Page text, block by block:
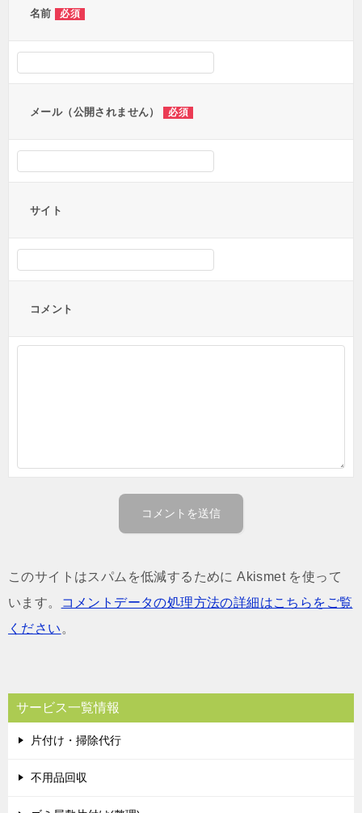
名前 必須
メール（公開されません） 必須
サイト
コメント
このサイトはスパムを低減するために Akismet を使って
います。
コメントデータの処理方法の詳細はこちらをご覧
ください 。
サービス一覧情報
片付け・掃除代行
不用品回収